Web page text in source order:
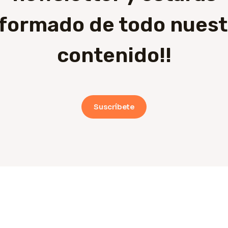
de todo
contenido!!
Suscríbete